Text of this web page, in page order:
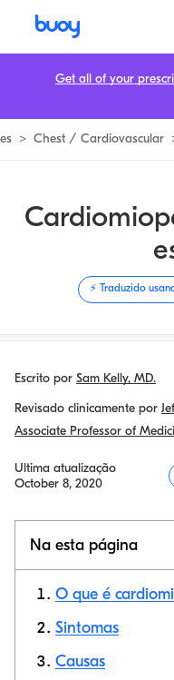
> Chest / Cardiovascular
⚡️ Traduzido
Escrito por Sam Kelly, MD.
Revisado clinicamente por
Associate Professor of
Ultima atualização
October 8, 2020
Na esta página
O que é
Sintomas
Causas
Get all of your